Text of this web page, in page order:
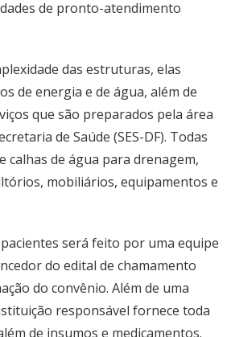
de pronto-atendimento
das estruturas, elas
de energia e de água, além de
que são preparados pela área
de Saúde (SES-DF). Todas
calhas de água para drenagem,
mobiliários, equipamentos e
será feito por uma equipe
do edital de chamamento
do convênio. Além de uma
responsável fornece toda
de insumos e medicamentos.